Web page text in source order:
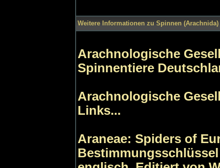
Weitere Informationen zu Spinnen
Arachnologische
Spinnentiere
Arachnologische
Links...
Araneae: Spiders of